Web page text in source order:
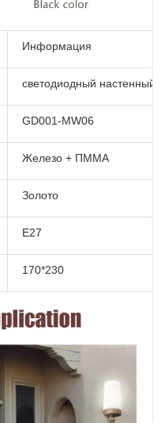
Информация
светодиодный настенный
GD001-MW06
Железо + ПММА
Золото
Е27
170*230